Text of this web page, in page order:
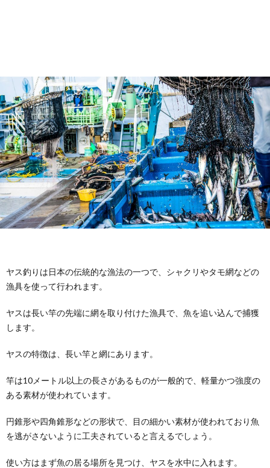
ヤス釣りは日本の伝統的な漁法の一つで、シャクリやタモ網などの
漁具を使って行われます。
ヤスは長い竿の先端に網を取り付けた漁具で、魚を追い込んで捕獲
します。
ヤスの特徴は、長い竿と網にあります。
竿は10メートル以上の長さがあるものが一般的で、軽量かつ強度の
ある素材が使われています。
円錐形や四角錐形などの形状で、目の細かい素材が使われており魚
を逃がさないように工夫されていると言えるでしょう。
使い方はまず魚の居る場所を見つけ、ヤスを水中に入れます。